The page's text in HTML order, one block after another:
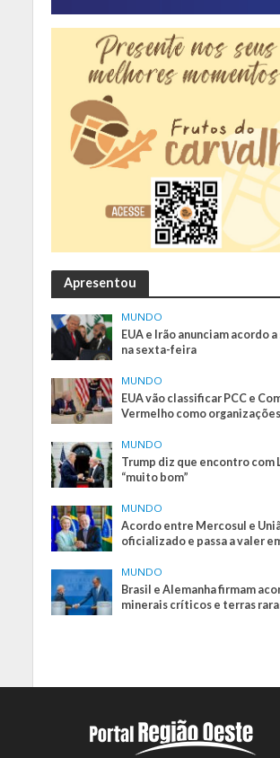
Apresentou
MUNDO
EUA e Irão anunciam acordo
na sexta-feira
MUNDO
EUA vão classificar PCC e
Vermelho como
MUNDO
Trump diz que encontro com
“muito bom”
MUNDO
Acordo entre Mercosul e
oficializado e passa a valer
MUNDO
Brasil e Alemanha firmam
minerais críticos e terras